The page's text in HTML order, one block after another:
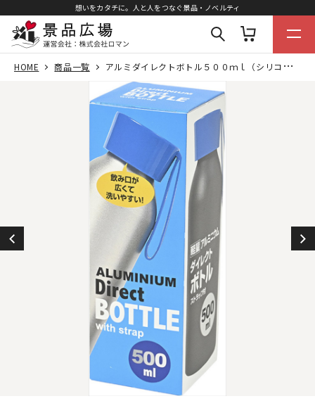
想いをカタチに。人と人をつなぐ景品・ノベルティ
HOME 商品一覧 アルミダイレクトボトル５００ｍｌ（シリコンストラップ付）